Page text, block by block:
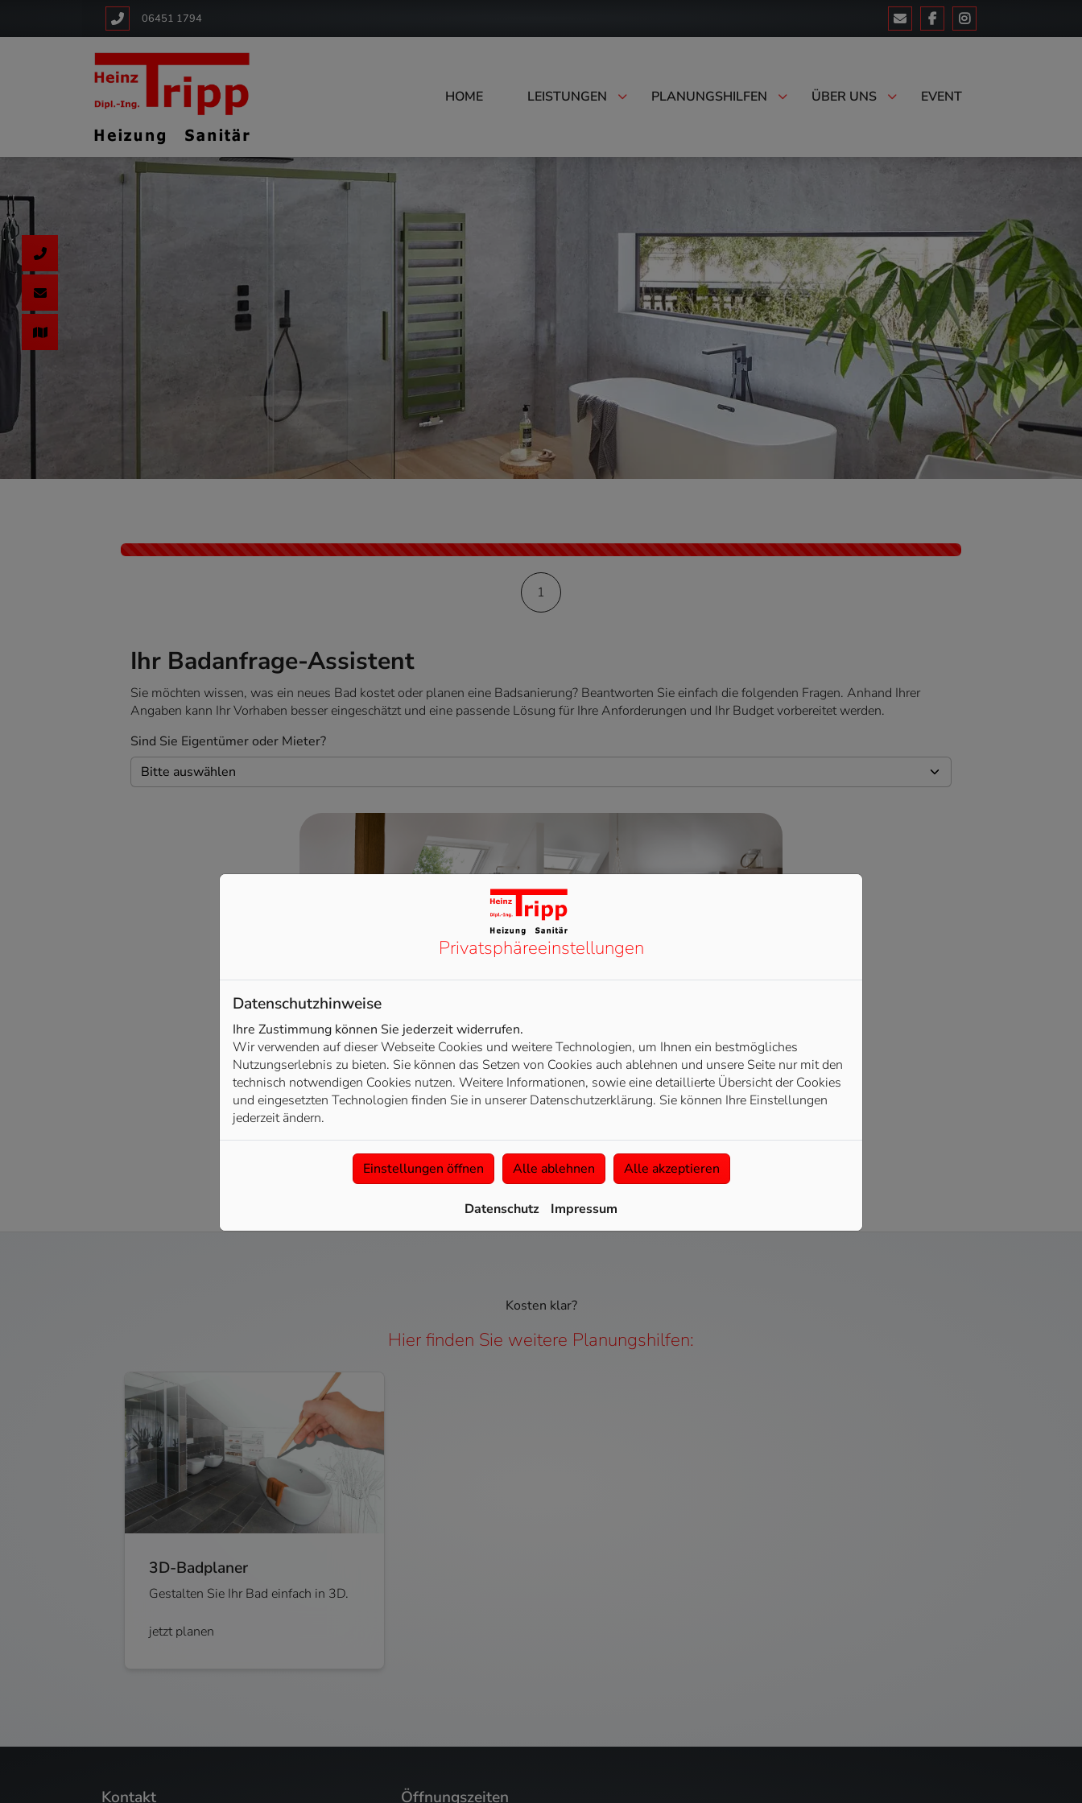
06451 1794
HOME LEISTUNGEN PLANUNGSHILFEN ÜBER UNS EVENT
1
Ihr Badanfrage-Assistent
Sie möchten wissen, was ein neues Bad kostet oder planen eine Badsanierung? Beantworten Sie einfach die folgenden Fragen. Anhand Ihrer
Angaben kann Ihr Vorhaben besser eingeschätzt und eine passende Lösung für Ihre Anforderungen und Ihr Budget vorbereitet werden.
Sind Sie Eigentümer oder Mieter?
Kosten klar?
Hier finden Sie weitere Planungshilfen:
3D-Badplaner
Gestalten Sie Ihr Bad einfach in 3D.
jetzt planen
Kontakt Öffnungszeiten
Privatsphäre­einstellungen
Datenschutzhinweise
Ihre Zustimmung können Sie jederzeit widerrufen.
Wir verwenden auf dieser Webseite Cookies und weitere Technologien, um Ihnen ein bestmögliches
Nutzungserlebnis zu bieten. Sie können das Setzen von Cookies auch ablehnen und unsere Seite nur mit den
technisch notwendigen Cookies nutzen. Weitere Informationen, sowie eine detaillierte Übersicht der Cookies
und eingesetzten Technologien finden Sie in unserer Datenschutzerklärung. Sie können Ihre Einstellungen
jederzeit ändern.
Einstellungen öffnen Alle ablehnen Alle akzeptieren
Datenschutz Impressum